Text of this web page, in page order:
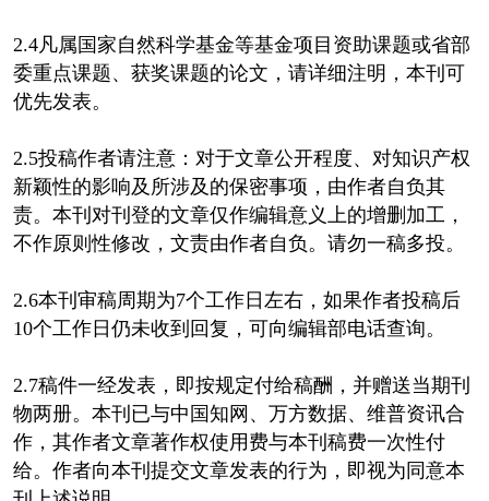
2.4凡属国家自然科学基金等基金项目资助课题或省部
委重点课题、获奖课题的论文，请详细注明，本刊可
优先发表。
2.5投稿作者请注意：对于文章公开程度、对知识产权
新颖性的影响及所涉及的保密事项，由作者自负其
责。本刊对刊登的文章仅作编辑意义上的增删加工，
不作原则性修改，文责由作者自负。请勿一稿多投。
2.6本刊审稿周期为7个工作日左右，如果作者投稿后
10个工作日仍未收到回复，可向编辑部电话查询。
2.7稿件一经发表，即按规定付给稿酬，并赠送当期刊
物两册。本刊已与中国知网、万方数据、维普资讯合
作，其作者文章著作权使用费与本刊稿费一次性付
给。作者向本刊提交文章发表的行为，即视为同意本